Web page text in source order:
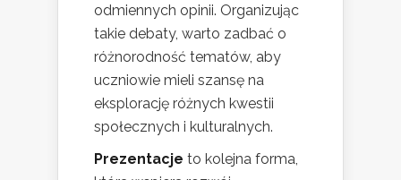
odmiennych opinii. Organizując
takie debaty, warto zadbać o
różnorodność tematów, aby
uczniowie mieli szansę na
eksplorację różnych kwestii
społecznych i kulturalnych.
Prezentacje to kolejna forma,